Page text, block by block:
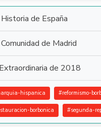
Historia de España
Comunidad de Madrid
Extraordinaria de 2018
hispanica #reformismo-
borbonica #segunda-